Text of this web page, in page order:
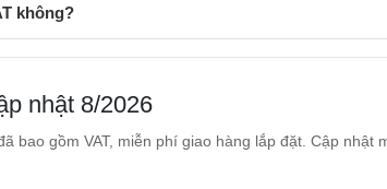
không?
nhật 8/2026
bao gồm VAT, miễn phí giao hàng lắp đặt. Cập nhật